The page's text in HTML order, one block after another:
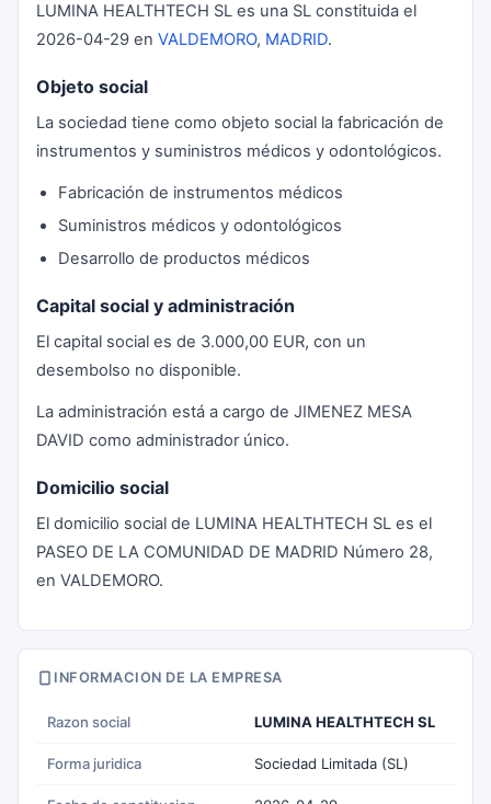
LUMINA HEALTHTECH SL es una SL constituida el
2026-04-29 en VALDEMORO, MADRID.
Objeto social
La sociedad tiene como objeto social la fabricación de
instrumentos y suministros médicos y odontológicos.
Fabricación de instrumentos médicos
Suministros médicos y odontológicos
Desarrollo de productos médicos
Capital social y administración
El capital social es de 3.000,00 EUR, con un
desembolso no disponible.
La administración está a cargo de JIMENEZ MESA
DAVID como administrador único.
Domicilio social
El domicilio social de LUMINA HEALTHTECH SL es el
PASEO DE LA COMUNIDAD DE MADRID Número 28,
en VALDEMORO.
INFORMACION DE LA EMPRESA
Razon social LUMINA HEALTHTECH SL
Forma juridica Sociedad Limitada (SL)